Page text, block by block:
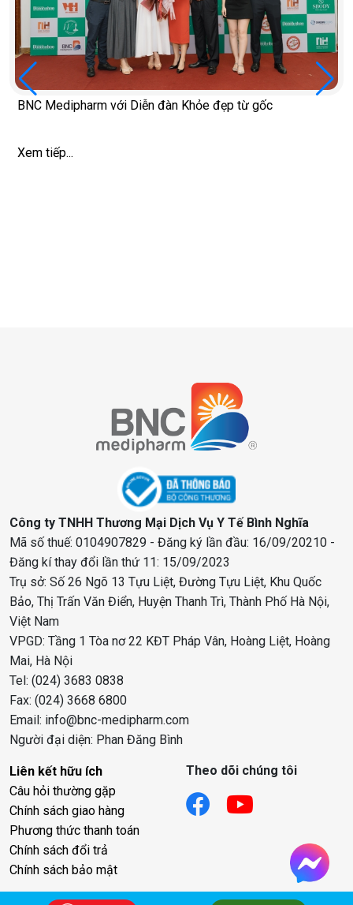
BNC Medipharm với Diễn đàn Khỏe đẹp từ gốc
Xem tiếp...
Công ty TNHH Thương Mại Dịch Vụ Y Tế Bình Nghĩa
Mã số thuế: 0104907829 - Đăng ký lần đầu: 16/09/20210 -
Đăng kí thay đổi lần thứ 11: 15/09/2023
Trụ sở: Số 26 Ngõ 13 Tựu Liệt, Đường Tựu Liệt, Khu Quốc
Bảo, Thị Trấn Văn Điển, Huyện Thanh Trì, Thành Phố Hà Nội,
Việt Nam
VPGD: Tầng 1 Tòa nơ 22 KĐT Pháp Vân, Hoàng Liệt, Hoàng
Mai, Hà Nội
Tel: (024) 3683 0838
Fax: (024) 3668 6800
Email: info@bnc-medipharm.com
Người đại diện: Phan Đăng Bình
Liên kết hữu ích
Câu hỏi thường gặp
Chính sách giao hàng
Phương thức thanh toán
Chính sách đổi trả
Chính sách bảo mật
Theo dõi chúng tôi